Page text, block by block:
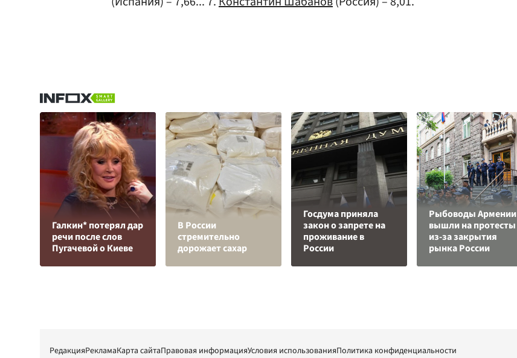
Галкин* потерял дар
речи после слов
Пугачевой о Киеве
В России
стремительно
дорожает сахар
Госдума приняла
закон о запрете на
проживание в
России
Рыбоводы Армении
вышли на протесты
из-за закрытия
рынка России
РедакцияРекламаКарта сайтаПравовая информацияУсловия использованияПолитика конфиденциальности